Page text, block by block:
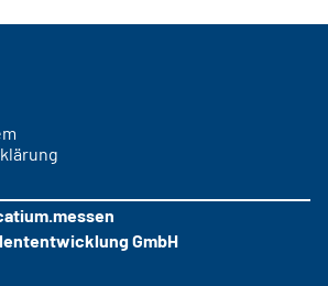
GmbH